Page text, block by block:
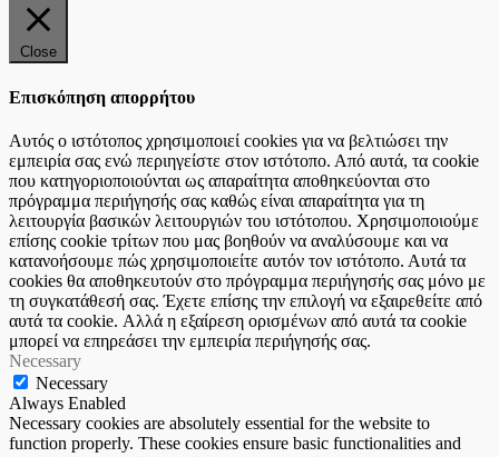
Close
Επισκόπηση απορρήτου
Αυτός ο ιστότοπος χρησιμοποιεί cookies για να βελτιώσει την
εμπειρία σας ενώ περιηγείστε στον ιστότοπο. Από αυτά, τα cookie
που κατηγοριοποιούνται ως απαραίτητα αποθηκεύονται στο
πρόγραμμα περιήγησής σας καθώς είναι απαραίτητα για τη
λειτουργία βασικών λειτουργιών του ιστότοπου. Χρησιμοποιούμε
επίσης cookie τρίτων που μας βοηθούν να αναλύσουμε και να
κατανοήσουμε πώς χρησιμοποιείτε αυτόν τον ιστότοπο. Αυτά τα
cookies θα αποθηκευτούν στο πρόγραμμα περιήγησής σας μόνο με
τη συγκατάθεσή σας. Έχετε επίσης την επιλογή να εξαιρεθείτε από
αυτά τα cookie. Αλλά η εξαίρεση ορισμένων από αυτά τα cookie
μπορεί να επηρεάσει την εμπειρία περιήγησής σας.
Necessary
Necessary
Always Enabled
Necessary cookies are absolutely essential for the website to
function properly. These cookies ensure basic functionalities and